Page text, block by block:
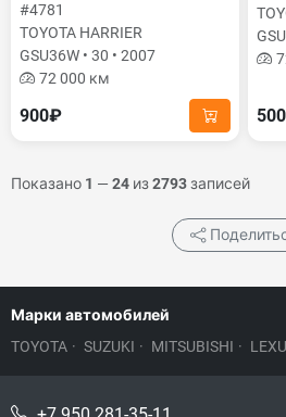
#4781
TOYOTA HARRIER
GSU36W • 30 • 2007
72 000 км
900₽
Показано 1 — 24 из2793записей
Марки автомобилей
TOYOTA · SUZUKI · MITSUBISHI ·